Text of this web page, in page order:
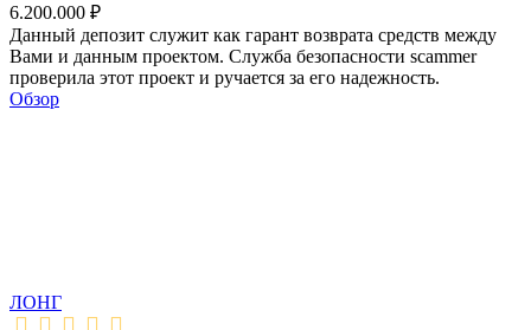
6.200.000 ₽
Данный депозит служит как гарант возврата средств между
Вами и данным проектом. Служба безопасности scammer
проверила этот проект и ручается за его надежность.
Обзор
ЛОНГ